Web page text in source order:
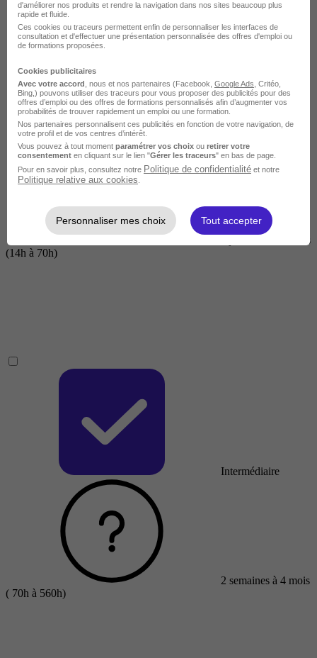
Courte
2 jours à 2 semaines
(14h à 70h)
Intermédiaire
2 semaines à 4 mois
( 70h à 560h)
d'améliorer nos produits et rendre la navigation dans nos sites beaucoup plus
rapide et fluide.
Ces cookies ou traceurs permettent enfin de personnaliser les interfaces de
consultation et d'effectuer une présentation personnalisée des offres d'emploi ou
de formations proposées.
Cookies publicitaires
Avec votre accord , nous et nos partenaires (Facebook, Google Ads , Critéo,
Bing,) pouvons utiliser des traceurs pour vous proposer des publicités pour des
offres d’emploi ou des offres de formations personnalisés afin d’augmenter vos
probabilités de trouver rapidement un emploi ou une formation.
Nos partenaires personnalisent ces publicités en fonction de votre navigation, de
votre profil et de vos centres d’intérêt.
Vous pouvez à tout moment paramétrer vos choix ou retirer votre
consentement en cliquant sur le lien "Gérer les traceurs" en bas de page.
Pour en savoir plus, consultez notre Politique de confidentialité et notre
Politique relative aux cookies
Personnaliser mes choix Tout accepter